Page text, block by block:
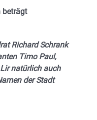
beträgt
Richard Schrank
Timo Paul,
natürlich auch
der Stadt